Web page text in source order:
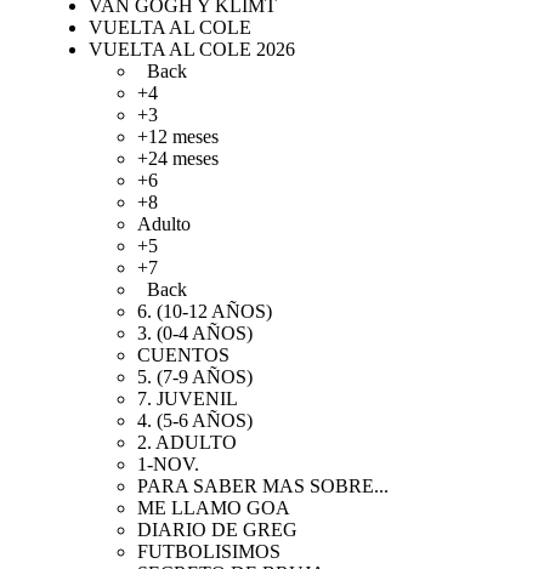
VAN GOGH Y KLIMT
VUELTA AL COLE
VUELTA AL COLE 2026
Back
+4
+3
+12 meses
+24 meses
+6
+8
Adulto
+5
+7
Back
6. (10-12 AÑOS)
3. (0-4 AÑOS)
CUENTOS
5. (7-9 AÑOS)
7. JUVENIL
4. (5-6 AÑOS)
2. ADULTO
1-NOV.
PARA SABER MAS SOBRE...
ME LLAMO GOA
DIARIO DE GREG
FUTBOLISIMOS